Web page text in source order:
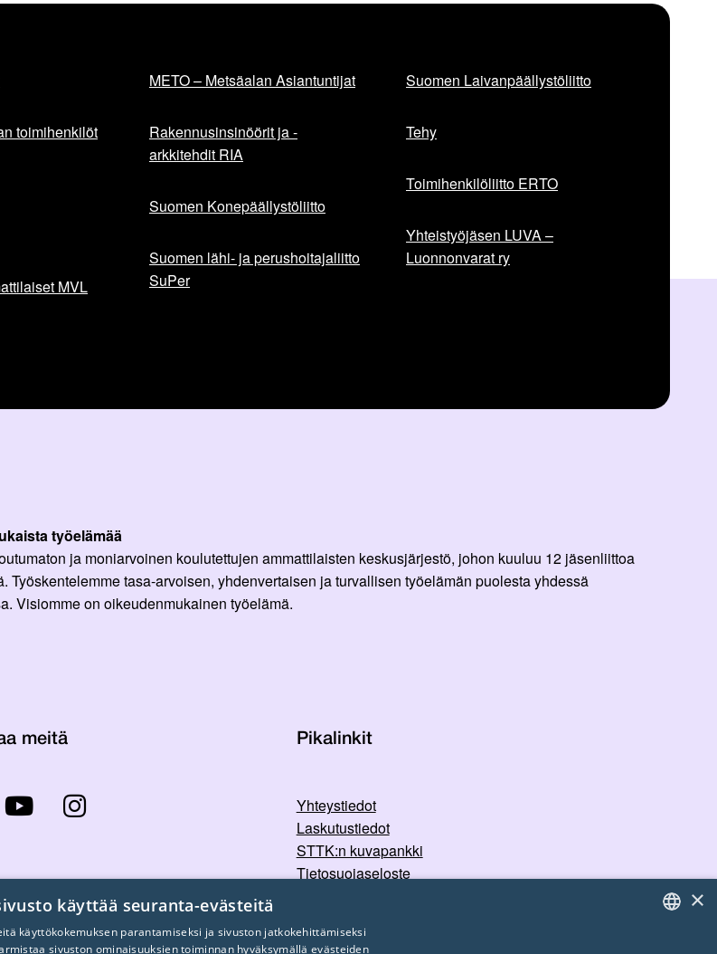
toimihenkilöt
MVL
METO – Metsäalan Asiantuntijat
Rakennusinsinöörit ja -
arkkitehdit RIA
Suomen Konepäällystöliitto
Suomen lähi- ja perushoitajaliitto
SuPer
Suomen Laivanpäällystöliitto
Tehy
Toimihenkilöliitto ERTO
Yhteistyöjäsen LUVA –
Luonnonvarat ry
työelämää
ja moniarvoinen koulutettujen ammattilaisten keskusjärjestö, johon kuuluu 12 jäsenliittoa
Työskentelemme tasa-arvoisen, yhdenvertaisen ja turvallisen työelämän puolesta yhdessä
Visiomme on oikeudenmukainen työelämä.
meitä Pikalinkit
Yhteystiedot
Laskutustiedot
STTK:n kuvapankki
Tietosuojaseloste
×
käyttää seuranta-evästeitä
käyttökokemuksen parantamiseksi ja sivuston jatkokehittämiseksi
sivuston ominaisuuksien toiminnan hyväksymällä evästeiden